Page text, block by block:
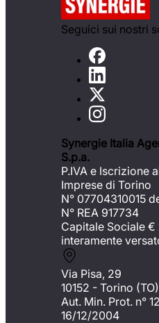
Seguici sui nostri
Synergie Italia
S.p.a.
P.IVA e Iscrizione
Imprese di Torino
N° 07704310015
N° REA 917734
Capitale Sociale €
interamente
Via Pisa, 29
10152 - Torino (TO)
Aut. Min. Prot. n°
16/12/2004